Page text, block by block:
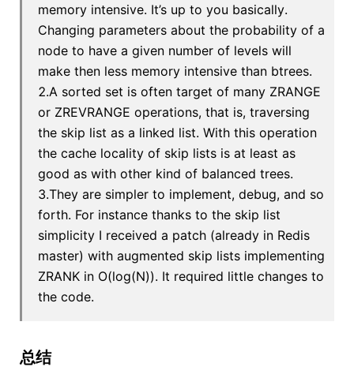
memory intensive. It’s up to you basically.
Changing parameters about the probability of a
node to have a given number of levels will
make then less memory intensive than btrees.
2.A sorted set is often target of many ZRANGE
or ZREVRANGE operations, that is, traversing
the skip list as a linked list. With this operation
the cache locality of skip lists is at least as
good as with other kind of balanced trees.
3.They are simpler to implement, debug, and so
forth. For instance thanks to the skip list
simplicity I received a patch (already in Redis
master) with augmented skip lists implementing
ZRANK in O(log(N)). It required little changes to
the code.
总结